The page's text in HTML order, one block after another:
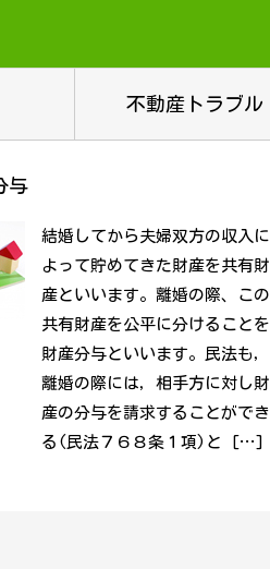
不動産トラブル
与
結婚してから夫婦双方の収入に
よって貯めてきた財産を共有財
産といいます。離婚の際、この
共有財産を公平に分けることを
財産分与といいます。民法も，
離婚の際には，相手方に対し財
産の分与を請求することができ
る(民法７６８条１項)と […]